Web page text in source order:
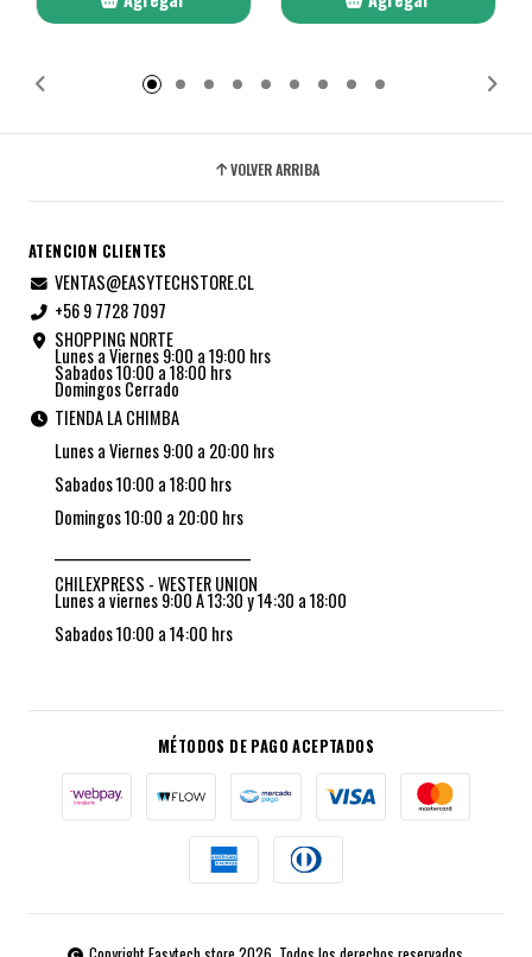
VOLVER ARRIBA
ATENCION CLIENTES
VENTAS@EASYTECHSTORE.CL
+56 9 7728 7097
SHOPPING NORTE
Lunes a Viernes 9:00 a 19:00 hrs
Sabados 10:00 a 18:00 hrs
Domingos Cerrado
TIENDA LA CHIMBA
Lunes a Viernes 9:00 a 20:00 hrs
Sabados 10:00 a 18:00 hrs
Domingos 10:00 a 20:00 hrs
CHILEXPRESS - WESTER UNION
Lunes a viernes 9:00 A 13:30 y 14:30 a 18:00
Sabados 10:00 a 14:00 hrs
MÉTODOS DE PAGO ACEPTADOS